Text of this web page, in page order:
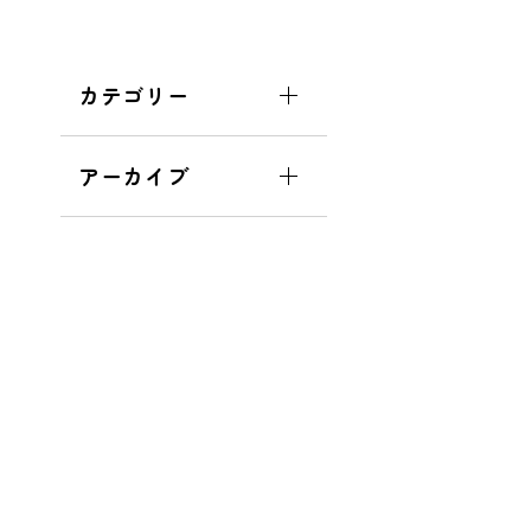
カテゴリー
アーカイブ